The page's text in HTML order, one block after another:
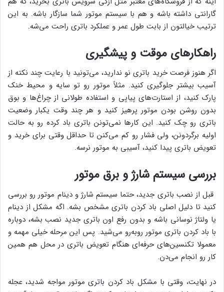
گارانتی داشته باشه و هم با سیستم موتور شما سازگار باشه. به این
ترتیب خیالتون از بابت طول عمر و عملکرد باتری راحت می‌شه.
راهکارهای موقت و پیشگیری
اگر هنوز فرصت خرید باتری نو ندارید، می‌تونید با رعایت چند نکته از
آسیب بیشتر جلوگیری کنید. مثلاً موتور رو تو سایه و محیط خنک
پارک کنید، از استارت‌های پیاپی و استفاده طولانی از چراغ‌ها و بوق
بدون روشن بودن موتور پرهیز کنید و هر چند وقت یکبار وضعیت
باتری رو چک کنید. این کارها نمی‌تونن باتری باد کرده رو به حالت
اولیه برگردونن، ولی فشار رو کم می‌کنن تا حداقل وقتی برای خرید و
تعویض باتری پیدا کنید، آسیبی به موتور نرسه.
بررسی سیستم شارژ و برق موتور
قبل از نصب باتری جدید، حتما سیستم شارژ و دینام موتور رو بررسی
کنید تا دلیل اصلی باد کردن باتری مشخص بشه. اگه مشکل از دینام
یا ولتاژ نوسانی باشه و بدون رفع اون باتری جدید نصب بشه، دوباره
با باد کردن باتری موتور روبه‌رو می‌شید. پس این مرحله خیلی مهمه و
معمولا تکنسین‌های حرفه‌ای هنگام تعویض باتری در محل هم همین
کار رو انجام می‌دن.
در نهایت، وقتی با مشکل باد کردن باتری موتور مواجه شدید، عجله